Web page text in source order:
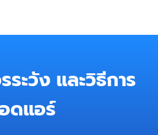
ะวัง และวิธีการ
ดแอร์